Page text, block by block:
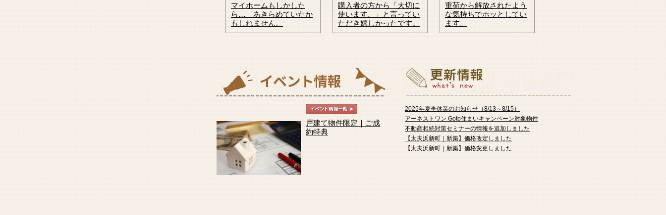
2026年07月21日
新潟市北区朝日町1丁目
2026年07月21日
新潟市北区木崎
900万円
2026年03月17日
万円
2026年07月21日
1,260万円
マイホームもしかした
ら… あきらめていたか
もしれません。
購入者の方から「大切に
使います。」と言ってい
ただき嬉しかったです。
重荷から解放されたよう
な気持ちでホッとしてい
ます。
戸建て物件限定｜ご成
約特典
2025年夏季休業のお知らせ（8/13～8/15）
アーネストワン Goto住まいキャンペーン対象物件
不動産相続対策セミナーの情報を追加しました
【太夫浜新町｜新築】価格改定しました
【太夫浜新町｜新築】価格変更しました